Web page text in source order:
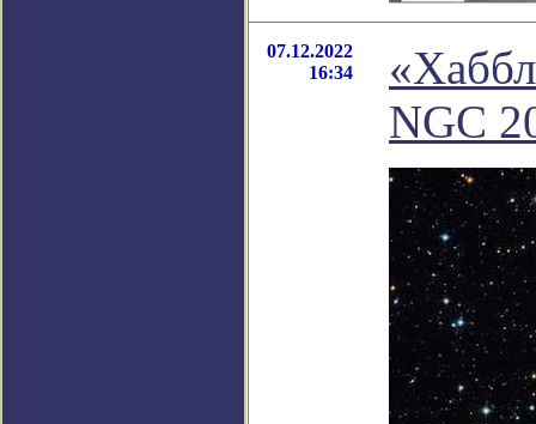
07.12.2022
16:34
NGC